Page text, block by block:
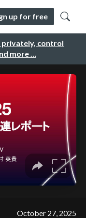
privately, control
more …
up for free
October 27, 2025